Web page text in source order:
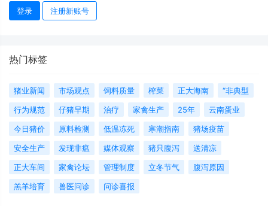
登录 注册新账号
热门标签
猪业新闻 市场观点 饲料质量 榨菜 正大海南
“非典型
行为规范
仔猪早期 治疗 家禽生产 25年
云南蛋业
今日猪价
原料检测 低温冻死 寒潮指南
猪场疫苗
安全生产
发现非瘟 媒体观察 猪只腹泻
送清凉
正大车间
家禽论坛 管理制度 立冬节气
腹泻原因
羔羊培育
兽医问诊 问诊喜报